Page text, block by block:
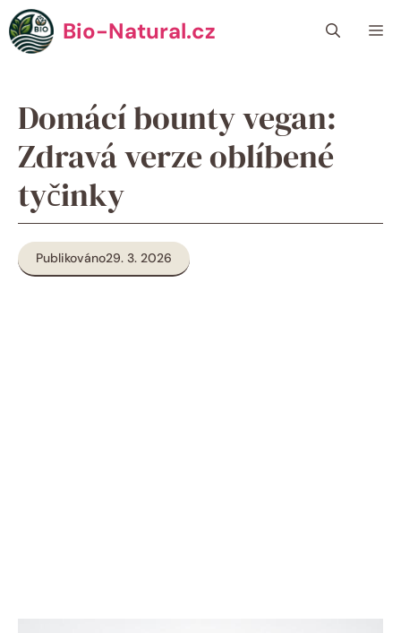
Přeskočit
na
obsah
Bio-Natural.cz
Domácí bounty vegan:
Zdravá verze oblíbené
tyčinky
Publikováno29. 3. 2026